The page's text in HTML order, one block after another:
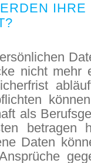
IHRE
nicht mehr
als
Daten